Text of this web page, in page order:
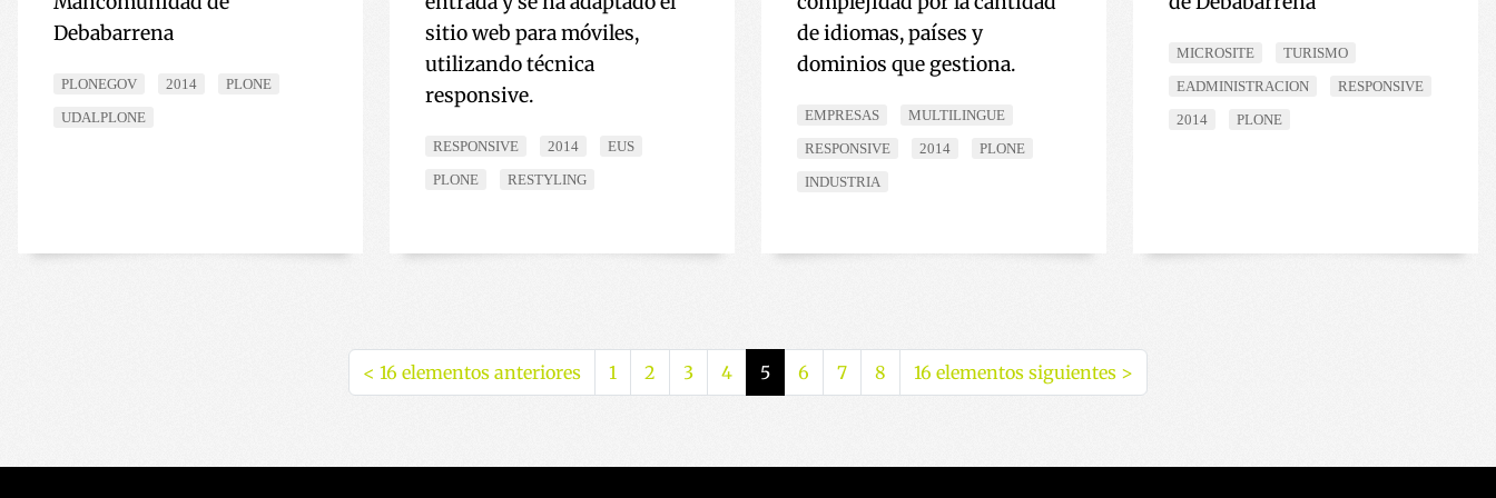
Debabarrena
PLONEGOV 2014
PLONE
UDALPLONE
sitio web para móviles,
utilizando técnica
responsive.
RESPONSIVE 2014
EUS
PLONE
RESTYLING
de idiomas, países y
dominios que gestiona.
EMPRESAS
MULTILINGUE
RESPONSIVE
2014
PLONE
INDUSTRIA
MICROSITE
TURISMO
EADMINISTRACION
RESPONSIVE
2014
PLONE
< 16 elementos anteriores 1 2 3 4 5 6 7 8 16 elementos siguientes >